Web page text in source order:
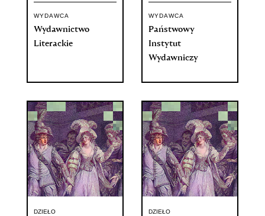
WYDAWCA
Wydawnictwo
Literackie
WYDAWCA
Państwowy
Instytut
Wydawniczy
DZIEŁO DZIEŁO